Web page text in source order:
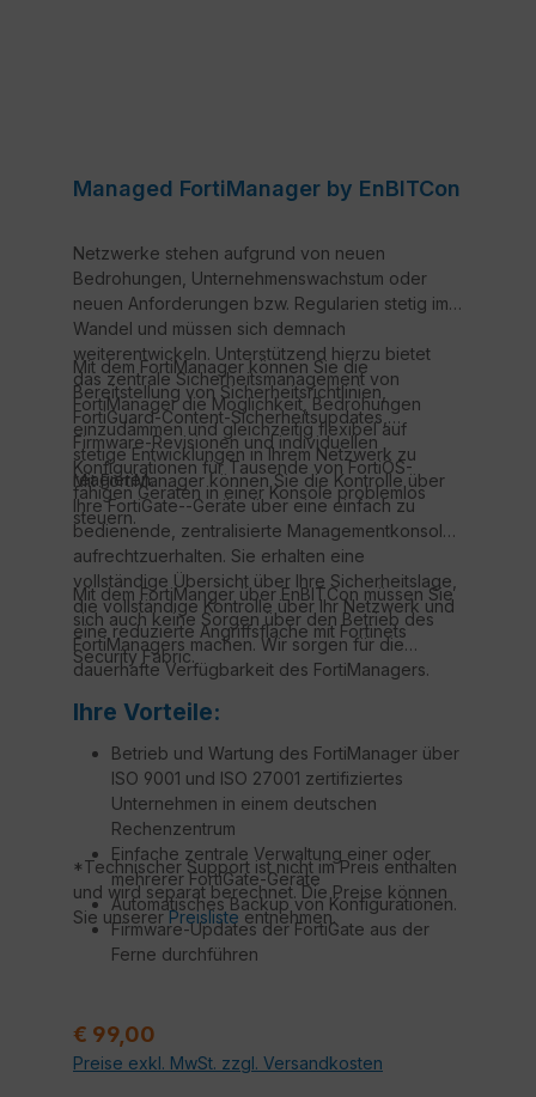
Managed FortiManager by EnBITCon
Netzwerke stehen aufgrund von neuen
Bedrohungen, Unternehmenswachstum oder
neuen Anforderungen bzw. Regularien stetig im
Wandel und müssen sich demnach
weiterentwickeln. Unterstützend hierzu bietet
das zentrale Sicherheitsmanagement von
FortiManager die Möglichkeit, Bedrohungen
einzudämmen und gleichzeitig flexibel auf
stetige Entwicklungen in Ihrem Netzwerk zu
reagieren.
Mit dem FortiManager können Sie die
Bereitstellung von Sicherheitsrichtlinien,
FortiGuard-Content-Sicherheitsupdates,
Firmware-Revisionen und individuellen
Konfigurationen für Tausende von FortiOS-
fähigen Geräten in einer Konsole problemlos
steuern.
Mit FortiManager können Sie die Kontrolle über
Ihre FortiGate--Geräte über eine einfach zu
bedienende, zentralisierte Managementkonsole
aufrechtzuerhalten. Sie erhalten eine
vollständige Übersicht über Ihre Sicherheitslage,
die vollständige Kontrolle über Ihr Netzwerk und
eine reduzierte Angriffsfläche mit Fortinets
Security Fabric.
Mit dem FortiManger über EnBITCon müssen Sie
sich auch keine Sorgen über den Betrieb des
FortiManagers machen. Wir sorgen für die
dauerhafte Verfügbarkeit des FortiManagers.
Ihre Vorteile:
Betrieb und Wartung des FortiManager über
ISO 9001 und ISO 27001 zertifiziertes
Unternehmen in einem deutschen
Rechenzentrum
Einfache zentrale Verwaltung einer oder
mehrerer FortiGate-Geräte
Automatisches Backup von Konfigurationen.
Firmware-Updates der FortiGate aus der
Ferne durchführen
*Technischer Support ist nicht im Preis enthalten
und wird separat berechnet. Die Preise können
Sie unsererPreislisteentnehmen.
Regulärer Preis:
€ 99,00
Preise exkl. MwSt. zzgl. Versandkosten